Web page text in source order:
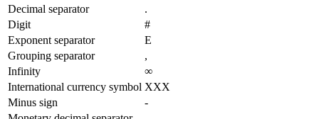
Decimal separator
.
Digit
#
Exponent separator
E
Grouping separator
,
Infinity
∞
International currency symbol XXX
Minus sign
-